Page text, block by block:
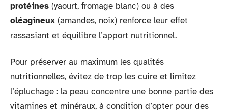
protéines (yaourt, fromage blanc) ou à des
oléagineux (amandes, noix) renforce leur effet
rassasiant et équilibre l’apport nutritionnel.
Pour préserver au maximum les qualités
nutritionnelles, évitez de trop les cuire et limitez
l’épluchage : la peau concentre une bonne partie des
vitamines et minéraux, à condition d’opter pour des